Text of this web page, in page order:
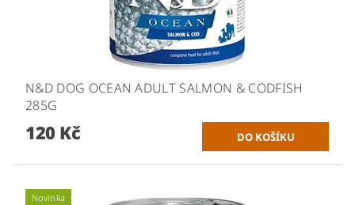
N&D DOG OCEAN ADULT SALMON & CODFISH
285G
120 Kč
Novinka